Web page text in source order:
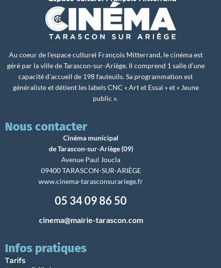
Au coeur de l’espace culturel François Mitterrand, le cinéma est
géré par la ville de Tarascon-sur-Ariège. Il comprend 1 salle d’une
capacité d’accueil de 198 fauteuils. Sa programmation est
généraliste et détient les labels CNC « Art et Essai » et « Jeune
public ».
Nous contacter
Cinéma municipal
de Tarascon-sur-Ariège (09)
Avenue Paul Joucla
09400 TARASCON-SUR-ARIÈGE
www.cinema-tarasconsurariege.fr
05 34 09 86 50
cinema@mairie-tarascon.com
Infos pratiques
Tarifs